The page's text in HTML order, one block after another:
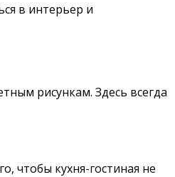
в интерьер и
рисункам. Здесь всегда
чтобы кухня-гостиная не